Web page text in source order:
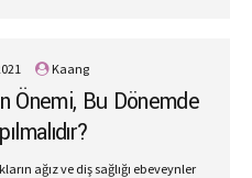
Doğal protez dişlerle hem estetik
giderilecek hem de ağız
ederek düzgün konuşmanız ve
Çürük diş tedavisinden...
Kaang
Önemi, Bu Dönemde
ağız ve diş sağlığı ebeveynler